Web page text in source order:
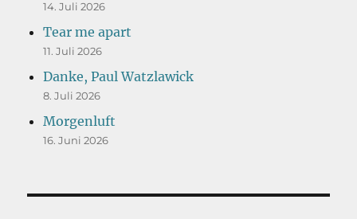
14. Juli 2026
Tear me apart
11. Juli 2026
Danke, Paul Watzlawick
8. Juli 2026
Morgenluft
16. Juni 2026